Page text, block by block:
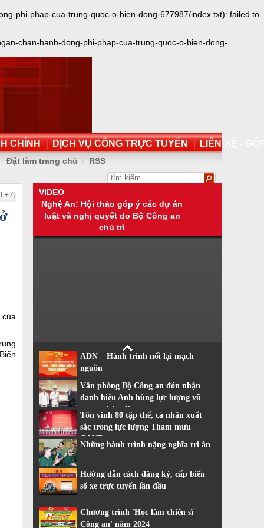
phi-phap-cua-trung-quoc-o-bien-dong-677987/index.txt): failed to
chan-hanh-dong-phi-phap-cua-trung-quoc-o-bien-dong-
CHÍNH DỊCH VỤ CÔNG TRỰC TUYẾN LIÊN HỆ -
Đặt làm trang chủ RSS
VIDEO
Nghệ An: Hội thảo góp ý các dự án
luật và nghị quyết do Bộ Công an
chủ trì
ADN – Hành trình nối lại mạch
nguồn
Văn phòng Bộ Công an đón nhận
danh hiệu Anh hùng lực lượng vũ
trang nhân dân
Tôn vinh 80 tập thể, cá nhân xuất
sắc trong lực lượng Tham mưu
CAND
Những hành trình nặng nghĩa tri ân
Hướng dẫn cách đăng ký, cấp biển
số xe trực tuyến lần đầu
Chương trình 'Học làm chiến sĩ
Công an' năm 2024